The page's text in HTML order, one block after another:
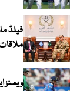
فیلڈ